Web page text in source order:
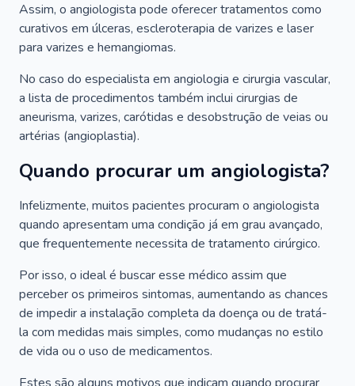
Assim, o angiologista pode oferecer tratamentos como
curativos em úlceras, escleroterapia de varizes e laser
para varizes e hemangiomas.
No caso do especialista em angiologia e cirurgia vascular,
a lista de procedimentos também inclui cirurgias de
aneurisma, varizes, carótidas e desobstrução de veias ou
artérias (angioplastia).
Quando procurar um angiologista?
Infelizmente, muitos pacientes procuram o angiologista
quando apresentam uma condição já em grau avançado,
que frequentemente necessita de tratamento cirúrgico.
Por isso, o ideal é buscar esse médico assim que
perceber os primeiros sintomas, aumentando as chances
de impedir a instalação completa da doença ou de tratá-
la com medidas mais simples, como mudanças no estilo
de vida ou o uso de medicamentos.